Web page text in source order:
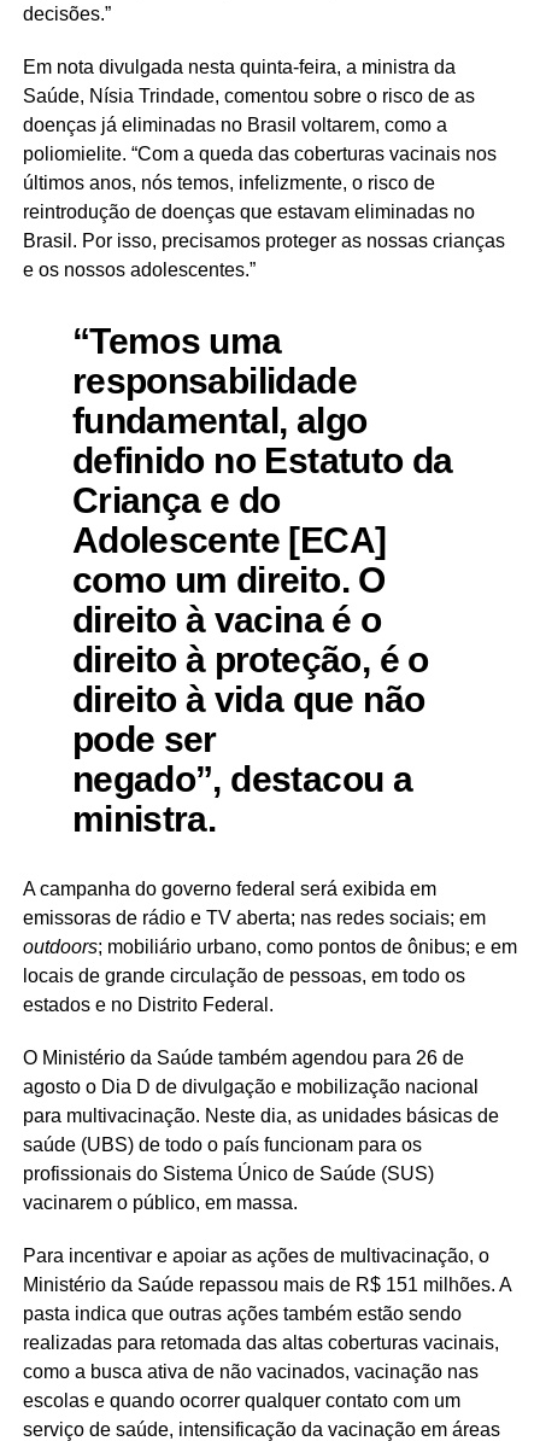
decisões.”
Em nota divulgada nesta quinta-feira, a ministra da
Saúde, Nísia Trindade, comentou sobre o risco de as
doenças já eliminadas no Brasil voltarem, como a
poliomielite. “Com a queda das coberturas vacinais nos
últimos anos, nós temos, infelizmente, o risco de
reintrodução de doenças que estavam eliminadas no
Brasil. Por isso, precisamos proteger as nossas crianças
e os nossos adolescentes.”
“Temos uma
responsabilidade
fundamental, algo
definido no Estatuto da
Criança e do
Adolescente [ECA]
como um direito. O
direito à vacina é o
direito à proteção, é o
direito à vida que não
pode ser
negado”, destacou a
ministra.
A campanha do governo federal será exibida em
emissoras de rádio e TV aberta; nas redes sociais; em
outdoors; mobiliário urbano, como pontos de ônibus; e em
locais de grande circulação de pessoas, em todo os
estados e no Distrito Federal.
O Ministério da Saúde também agendou para 26 de
agosto o Dia D de divulgação e mobilização nacional
para multivacinação. Neste dia, as unidades básicas de
saúde (UBS) de todo o país funcionam para os
profissionais do Sistema Único de Saúde (SUS)
vacinarem o público, em massa.
Para incentivar e apoiar as ações de multivacinação, o
Ministério da Saúde repassou mais de R$ 151 milhões. A
pasta indica que outras ações também estão sendo
realizadas para retomada das altas coberturas vacinais,
como a busca ativa de não vacinados, vacinação nas
escolas e quando ocorrer qualquer contato com um
serviço de saúde, intensificação da vacinação em áreas